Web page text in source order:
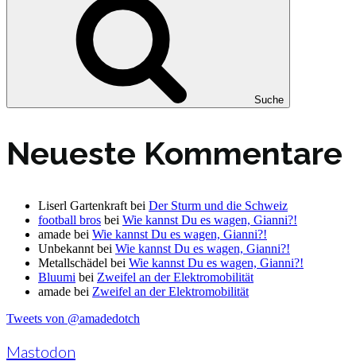
Suche
Neueste Kommentare
Liserl Gartenkraft bei Der Sturm und die Schweiz
football bros bei Wie kannst Du es wagen, Gianni?!
amade bei Wie kannst Du es wagen, Gianni?!
Unbekannt bei Wie kannst Du es wagen, Gianni?!
Metallschädel bei Wie kannst Du es wagen, Gianni?!
Bluumi bei Zweifel an der Elektromobilität
amade bei Zweifel an der Elektromobilität
Tweets von @amadedotch
Mastodon